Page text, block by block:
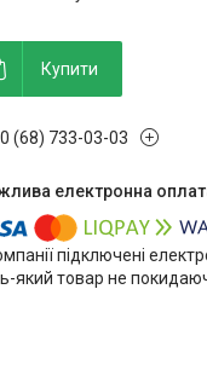
Купити
(68) 733-03-03
підключені
який товар не